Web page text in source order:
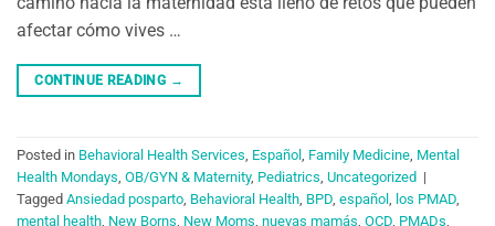
afectar cómo vives …
CONTINUE READING →
Posted in Behavioral Health Services, Español , Family Medicine, Mental
Health Mondays, OB/GYN & Maternity, Pediatrics, Uncategorized |
Tagged Ansiedad posparto, Behavioral Health, BPD, español , los PMAD,
mental health, New Borns, New Moms, nuevas mamás, OCD, PMADs,